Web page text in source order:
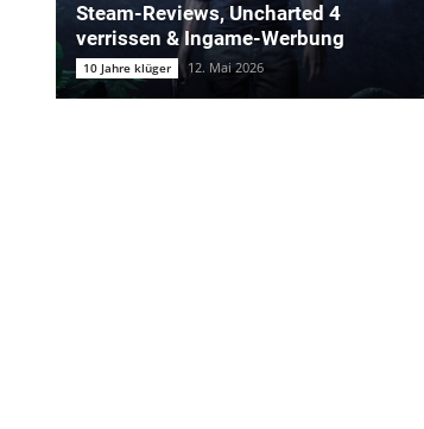
Steam-Reviews, Uncharted 4
verrissen & Ingame-Werbung
10 Jahre klüger 12. Mai 2026